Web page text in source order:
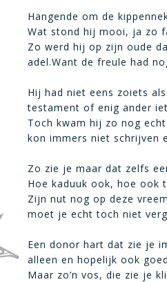
Hangende om de
Wat stond hij mooi, ja zo
Zo werd hij op zijn oude
adel.Want de freule had
Hij had niet eens zoiets
testament of enig ander
Toch kwam hij zo nog
kon immers niet schrijven
Zo zie je maar dat zelfs
Hoe kaduuk ook, hoe ook
Zijn nut nog op deze
moet je echt toch niet
Een donor hart dat zie je
alleen en hopelijk ook
Maar zo’n vos, die zie je